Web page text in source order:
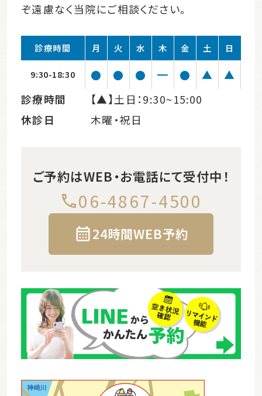
ぞ遠慮なく当院にご相談ください。
診療時間 月 火 水 木 金 土 日
9:30-18:30 ● ● ● ━ ● ▲
▲
診療時間
【▲】土日：9:30~15:00
休診日
木曜・祝日
ご予約はWEB・お電話にて受付中！
06-4867-4500
24時間WEB予約